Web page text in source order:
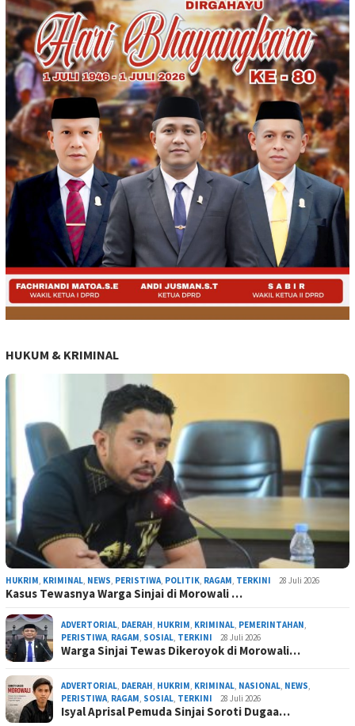
HUKUM & KRIMINAL
HUKRIM, KRIMINAL, NEWS, PERISTIWA, POLITIK, RAGAM, TERKINI 28 Juli 2026
Kasus Tewasnya Warga Sinjai di Morowali …
ADVERTORIAL, DAERAH, HUKRIM, KRIMINAL, PEMERINTAHAN,
PERISTIWA, RAGAM, SOSIAL, TERKINI 28 Juli 2026
Warga Sinjai Tewas Dikeroyok di Morowali…
ADVERTORIAL, DAERAH, HUKRIM, KRIMINAL, NASIONAL, NEWS,
PERISTIWA, RAGAM, SOSIAL, TERKINI 28 Juli 2026
Isyal Aprisal Pemuda Sinjai Soroti Dugaa…